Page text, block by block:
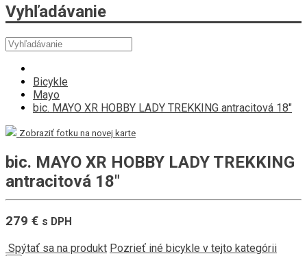
Vyhľadávanie
Bicykle
Mayo
bic. MAYO XR HOBBY LADY TREKKING antracitová 18"
Zobraziť fotku na novej karte
bic. MAYO XR HOBBY LADY TREKKING
antracitová 18"
279 € s DPH
Spýtať sa na produkt Pozrieť iné bicykle v tejto kategórii